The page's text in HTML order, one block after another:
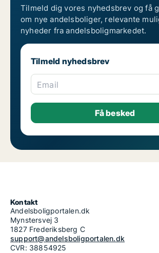
Tilmeld dig vores nyhedsbrev og få
om nye andelsboliger, relevante
nyheder fra andelsboligmarkedet.
Tilmeld nyhedsbrev
Email
Kontakt
Andelsboligportalen.dk
Mynstersvej 3
1827 Frederiksberg C
support@andelsboligportalen.dk
CVR: 38854925